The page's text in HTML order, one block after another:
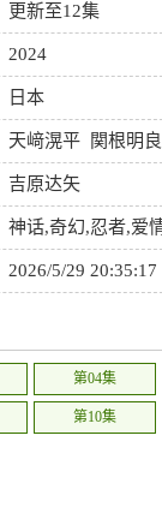
更新至12集
2024
日本
天﨑滉平 関根明良
吉原达矢
神话,奇幻,忍者,爱
历史,热血,动作,惊悚
2026/5/29 20:35:17
第04集
第10集